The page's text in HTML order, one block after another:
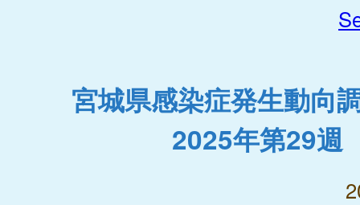
宮城県感染症発生動向
2025年第29週